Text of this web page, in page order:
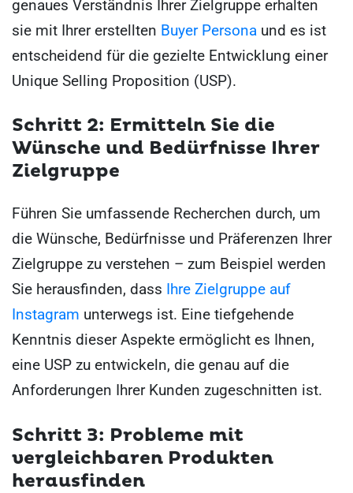
genaues Verständnis Ihrer Zielgruppe erhalten
sie mit Ihrer erstellten Buyer Persona und es ist
entscheidend für die gezielte Entwicklung einer
Unique Selling Proposition (USP).
Schritt 2: Ermitteln Sie die
Wünsche und Bedürfnisse Ihrer
Zielgruppe
Führen Sie umfassende Recherchen durch, um
die Wünsche, Bedürfnisse und Präferenzen Ihrer
Zielgruppe zu verstehen – zum Beispiel werden
Sie herausfinden, dass Ihre Zielgruppe auf
Instagram unterwegs ist. Eine tiefgehende
Kenntnis dieser Aspekte ermöglicht es Ihnen,
eine USP zu entwickeln, die genau auf die
Anforderungen Ihrer Kunden zugeschnitten ist.
Schritt 3: Probleme mit
vergleichbaren Produkten
herausfinden